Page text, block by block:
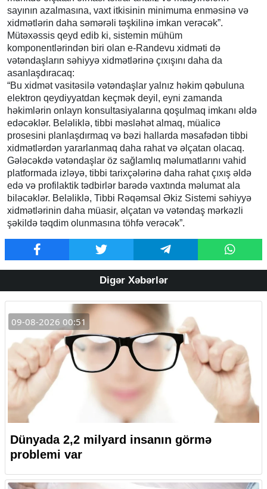
sayının azalmasına, vaxt itkisinin minimuma enməsinə və
xidmətlərin daha səmərəli təşkilinə imkan verəcək”.
Mütəxəssis qeyd edib ki, sistemin mühüm
komponentlərindən biri olan e-Randevu xidməti də
vətəndaşların səhiyyə xidmətlərinə çıxışını daha da
asanlaşdıracaq:
“Bu xidmət vasitəsilə vətəndaşlar yalnız həkim qəbuluna
elektron qeydiyyatdan keçmək deyil, eyni zamanda
həkimlərin onlayn konsultasiyalarına qoşulmaq imkanı əldə
edəcəklər. Beləliklə, tibbi məsləhət almaq, müalicə
prosesini planlaşdırmaq və bəzi hallarda məsafədən tibbi
xidmətlərdən yararlanmaq daha rahat və əlçatan olacaq.
Gələcəkdə vətəndaşlar öz sağlamlıq məlumatlarını vahid
platformada izləyə, tibbi tarixçələrinə daha rahat çıxış əldə
edə və profilaktik tədbirlər barədə vaxtında məlumat ala
biləcəklər. Beləliklə, Tibbi Rəqəmsal Əkiz Sistemi səhiyyə
xidmətlərinin daha müasir, əlçatan və vətəndaş mərkəzli
şəkildə təqdim olunmasına töhfə verəcək”.
Digər Xəbərlər
09-08-2026 00:51
Dünyada 2,2 milyard insanın görmə
problemi var